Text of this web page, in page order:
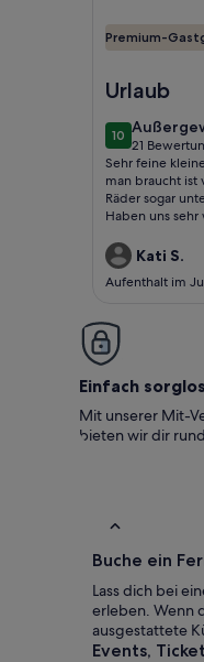
Premium-
Urlaub
1010 von 10
21
(21
Sehr feine
man braucht ist
Räder sogar
Haben uns
Kati S.
Aufenthalt im
Einfach sorglos
Mit unserer Mit-
bieten wir dir
Buche ein
Lass dich bei
erleben. Wenn
ausgestattete
Events,